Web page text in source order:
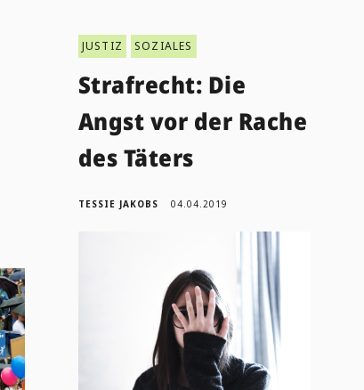
JUSTIZ SOZIALES
Strafrecht: Die
Angst vor der Rache
des Täters
TESSIE JAKOBS 04.04.2019